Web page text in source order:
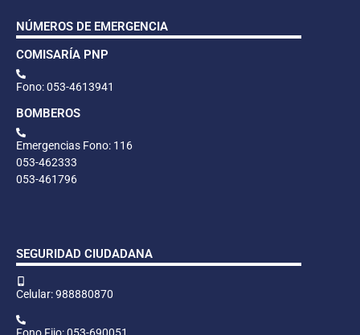
NÚMEROS DE EMERGENCIA
COMISARÍA PNP
Fono: 053-4613941
BOMBEROS
Emergencias Fono: 116
053-462333
053-461796
SEGURIDAD CIUDADANA
Celular: 988880870
Fono Fijo: 053-690051